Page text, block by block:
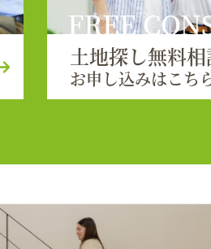
FREE
土地探し無料
お申し込みはこち